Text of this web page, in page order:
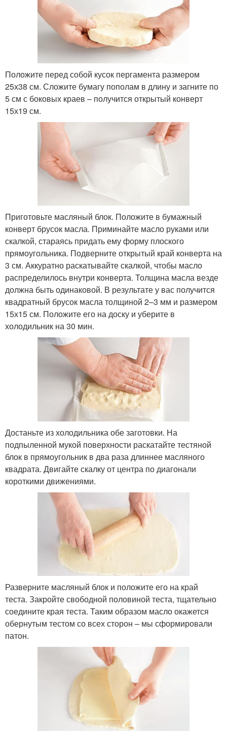
Положите перед собой кусок пергамента размером
25х38 см. Сложите бумагу пополам в длину и загните по
5 см с боковых краев – получится открытый конверт
15х19 см.
Приготовьте масляный блок. Положите в бумажный
конверт брусок масла. Приминайте масло руками или
скалкой, стараясь придать ему форму плоского
прямоугольника. Подверните открытый край конверта на
3 см. Аккуратно раскатывайте скалкой, чтобы масло
распределилось внутри конверта. Толщина масла везде
должна быть одинаковой. В результате у вас получится
квадратный брусок масла толщиной 2–3 мм и размером
15х15 см. Положите его на доску и уберите в
холодильник на 30 мин.
Достаньте из холодильника обе заготовки. На
подпыленной мукой поверхности раскатайте тестяной
блок в прямоугольник в два раза длиннее масляного
квадрата. Двигайте скалку от центра по диагонали
короткими движениями.
Разверните масляный блок и положите его на край
теста. Закройте свободной половиной теста, тщательно
соедините края теста. Таким образом масло окажется
обернутым тестом со всех сторон – мы сформировали
патон.